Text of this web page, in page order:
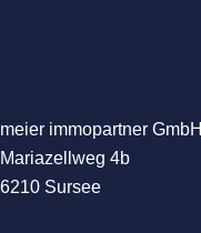
meier immopartner GmbH
Mariazellweg 4b
6210 Sursee